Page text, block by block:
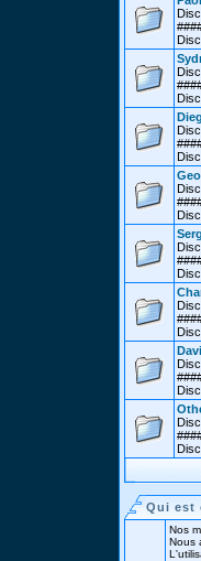
Qui est
Nos
Nous